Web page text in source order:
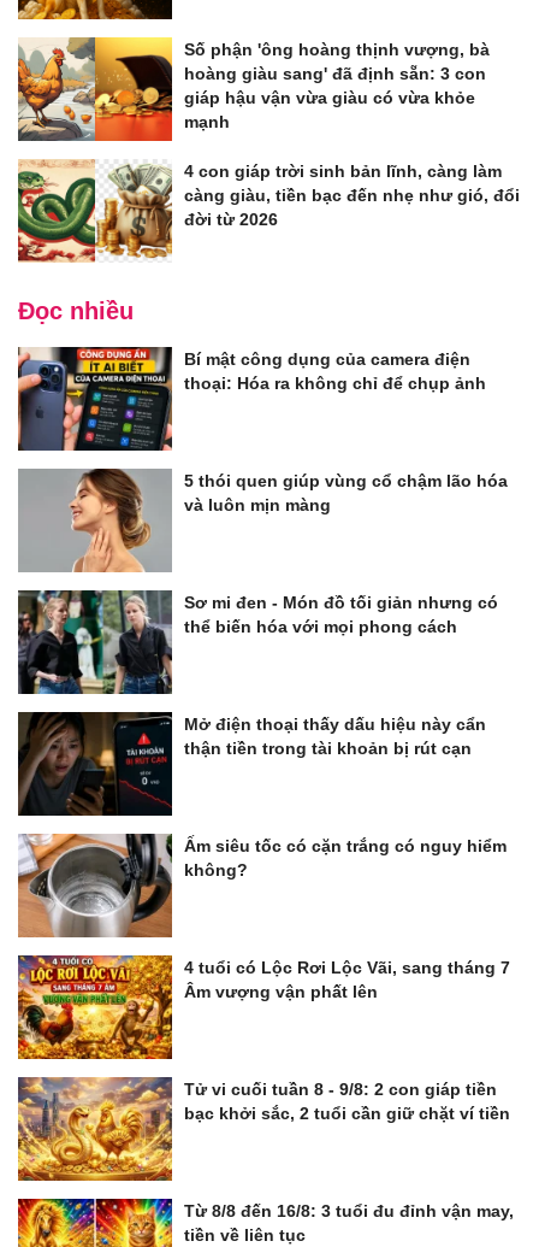
Số phận 'ông hoàng thịnh vượng, bà
hoàng giàu sang' đã định sẵn: 3 con
giáp hậu vận vừa giàu có vừa khỏe
mạnh
4 con giáp trời sinh bản lĩnh, càng làm
càng giàu, tiền bạc đến nhẹ như gió, đổi
đời từ 2026
Đọc nhiều
Bí mật công dụng của camera điện
thoại: Hóa ra không chỉ để chụp ảnh
5 thói quen giúp vùng cổ chậm lão hóa
và luôn mịn màng
Sơ mi đen - Món đồ tối giản nhưng có
thể biến hóa với mọi phong cách
Mở điện thoại thấy dấu hiệu này cẩn
thận tiền trong tài khoản bị rút cạn
Ấm siêu tốc có cặn trắng có nguy hiểm
không?
4 tuổi có Lộc Rơi Lộc Vãi, sang tháng 7
Âm vượng vận phất lên
Tử vi cuối tuần 8 - 9/8: 2 con giáp tiền
bạc khởi sắc, 2 tuổi cần giữ chặt ví tiền
Từ 8/8 đến 16/8: 3 tuổi đu đỉnh vận may,
tiền về liên tục